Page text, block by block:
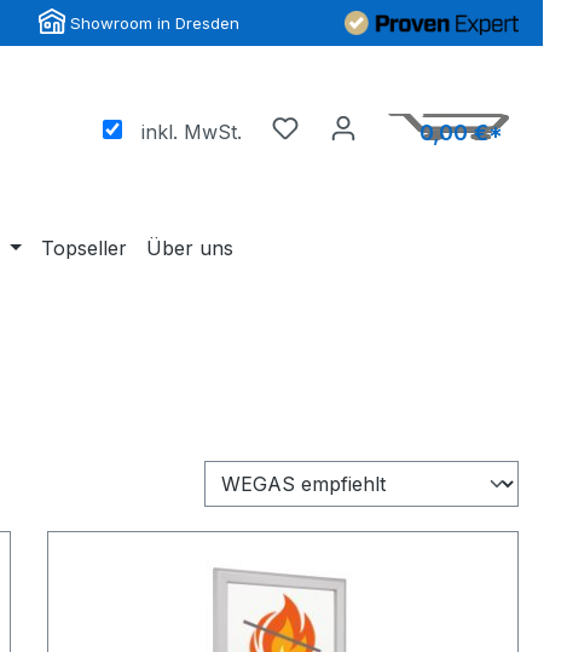
Showroom in Dresden
inkl. MwSt. 0,00 €*
Topseller Über uns